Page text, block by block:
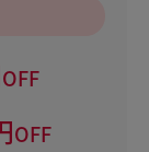
OFF
OFF